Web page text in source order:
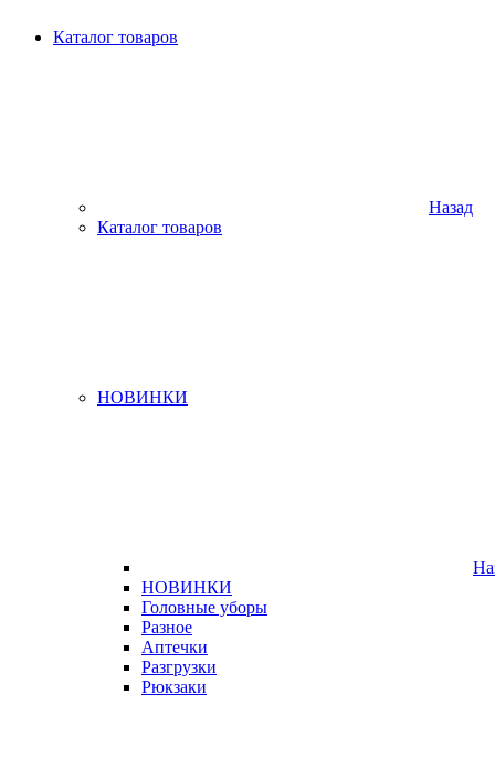
Каталог товаров
Назад
Каталог товаров
НОВИНКИ
НОВИНКИ
Головные уборы
Разное
Аптечки
Разгрузки
Рюкзаки